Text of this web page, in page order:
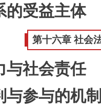
的受益主体
第十六章 社会
与社会责任
与参与的机